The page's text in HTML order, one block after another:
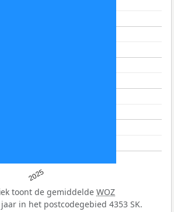
2025
toont de gemiddelde WOZ
in het postcodegebied 4353 SK.